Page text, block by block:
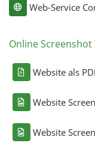
Web-Service
Online Screenshot
Website als
Website
Website